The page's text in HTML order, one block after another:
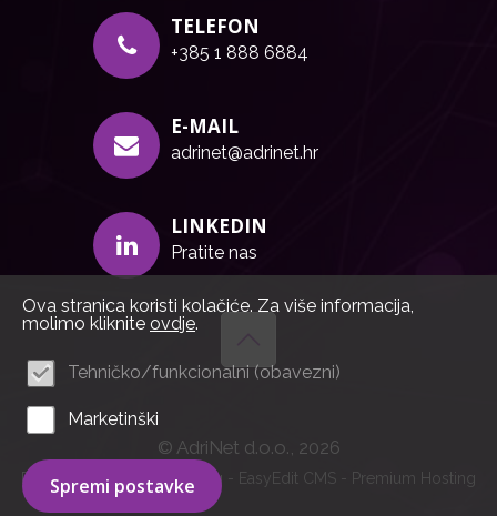
TELEFON
+385 1 888 6884
E-MAIL
adrinet@adrinet.hr
LINKEDIN
Pratite nas
© AdriNet d.o.o., 2026
Powered by WEB Marketing - EasyEdit CMS - Premium Hosting
Ova stranica koristi kolačiće. Za više informacija,
molimo kliknite ovdje.
Tehničko/funkcionalni (obavezni)
Marketinški
Spremi postavke